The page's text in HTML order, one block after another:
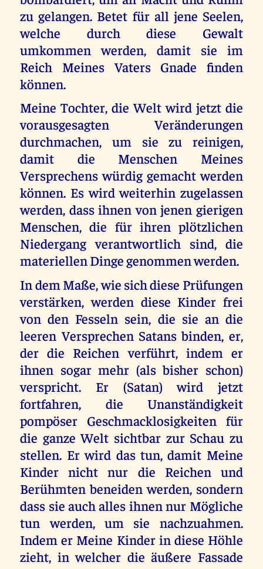
zu gelangen. Betet für all jene Seelen,
welche durch diese Gewalt
umkommen werden, damit sie im
Reich Meines Vaters Gnade finden
können.
Meine Tochter, die Welt wird jetzt die
vorausgesagten Veränderungen
durchmachen, um sie zu reinigen,
damit die Menschen Meines
Versprechens würdig gemacht werden
können. Es wird weiterhin zugelassen
werden, dass ihnen von jenen gierigen
Menschen, die für ihren plötzlichen
Niedergang verantwortlich sind, die
materiellen Dinge genommen werden.
In dem Maße, wie sich diese Prüfungen
verstärken, werden diese Kinder frei
von den Fesseln sein, die sie an die
leeren Versprechen Satans binden, er,
der die Reichen verführt, indem er
ihnen sogar mehr (als bisher schon)
verspricht. Er (Satan) wird jetzt
fortfahren, die Unanständigkeit
pompöser Geschmacklosigkeiten für
die ganze Welt sichtbar zur Schau zu
stellen. Er wird das tun, damit Meine
Kinder nicht nur die Reichen und
Berühmten beneiden werden, sondern
dass sie auch alles ihnen nur Mögliche
tun werden, um sie nachzuahmen.
Indem er Meine Kinder in diese Höhle
zieht, in welcher die äußere Fassade